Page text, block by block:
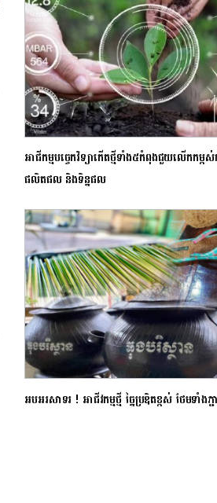
អាជីកម្មបច្ចេកវិទ្យាកើតថ្មីទាំង៥កំពុងជួយលើកកម្
ផលិតផល និងទិន្នផល
អបអរសាទរ ! អាជីវកម្មថ្មី ច្នៃប្រឌិតខ្ពស់ ថែមទាំងភ្